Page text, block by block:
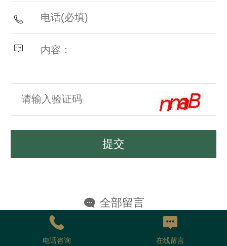
全部留言
电话咨询 在线留言